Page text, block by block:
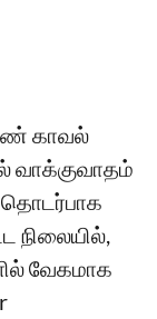
காவல்
வாக்குவாதம்
தொடர்பாக
நிலையில்,
வேகமாக